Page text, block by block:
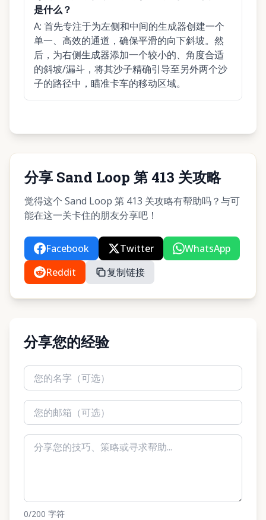
是什么？
A: 首先专注于为左侧和中间的生成器创建一个
单一、高效的通道，确保平滑的向下斜坡。然
后，为右侧生成器添加一个较小的、角度合适
的斜坡/漏斗，将其沙子精确引导至另外两个沙
子的路径中，瞄准卡车的移动区域。
分享 Sand Loop 第 413 关攻略
觉得这个 Sand Loop 第 413 关攻略有帮助吗？与可
能在这一关卡住的朋友分享吧！
Facebook Twitter
WhatsApp
Reddit
复制链接
分享您的经验
0/200 字符